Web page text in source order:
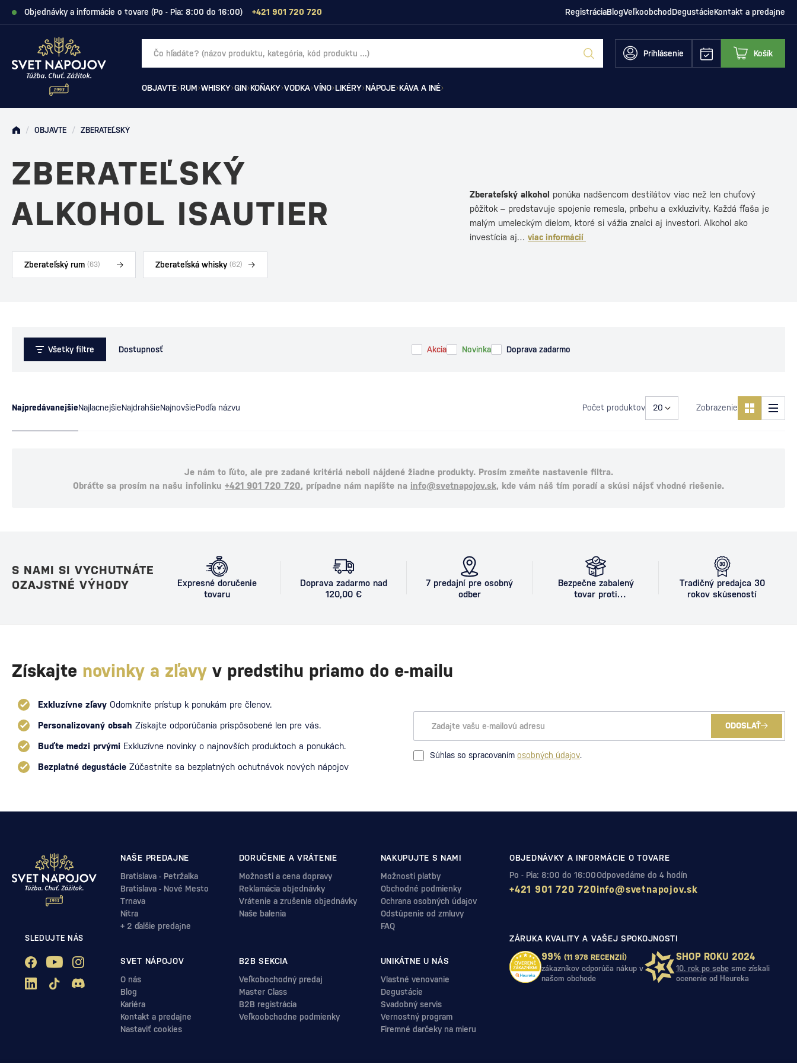
Objednávky a informácie o tovare (Po - Pia: 8:00 do 16:00) +421 901 720 720 RegistráciaBlogVeľkoobchodDegustácieKontakt a predajne
Prihlásenie Košík
OBJAVTE RUM WHISKY GIN KOŇAKY VODKA VÍNO LIKÉRY NÁPOJE KÁVA A INÉ
/ OBJAVTE / ZBERATEĽSKÝ
ZBERATEĽSKÝ
ALKOHOL ISAUTIER
Zberateľský rum (63) Zberateľská whisky(62)
Zberateľský alkohol ponúka nadšencom destilátov viac než len chuťový
pôžitok – predstavuje spojenie remesla, príbehu a exkluzivity. Každá fľaša je
malým umeleckým dielom, ktoré si vážia znalci aj investori. Alkohol ako
investícia aj… viac informácií
Všetky filtre Dostupnosť Akcia Novinka Doprava zadarmo
NajpredávanejšieNajlacnejšieNajdrahšieNajnovšiePodľa názvu Počet produktov Zobrazenie
Je nám to ľúto, ale pre zadané kritériá neboli nájdené žiadne produkty. Prosím zmeňte nastavenie filtra.
Obráťte sa prosím na našu infolinku +421 901 720 720, prípadne nám napíšte na info@svetnapojov.sk, kde vám náš tím poradí a skúsi nájsť vhodné riešenie.
S NAMI SI VYCHUTNÁTE
OZAJSTNÉ VÝHODY
Expresné doručenie
tovaru
Doprava zadarmo nad
120,00 €
7 predajní pre osobný
odber
Bezpečne zabalený
tovar proti
Tradičný predajca 30
rokov skúseností
Získajte novinky a zľavy v predstihu priamo do e-mailu
Exkluzívne zľavy Odomknite prístup k ponukám pre členov.
Personalizovaný obsah Získajte odporúčania prispôsobené len pre vás.
Buďte medzi prvými Exkluzívne novinky o najnovších produktoch a ponukách.
Bezplatné degustácie Zúčastnite sa bezplatných ochutnávok nových nápojov
ODOSLAŤ
Súhlas so spracovaním osobných údajov.
SLEDUJTE NÁS
NAŠE PREDAJNE
Bratislava - Petržalka
Bratislava - Nové Mesto
Trnava
Nitra
+ 2 ďalšie predajne
DORUČENIE A VRÁTENIE
Možnosti a cena dopravy
Reklamácia objednávky
Vrátenie a zrušenie objednávky
Naše balenia
NAKUPUJTE S NAMI
Možnosti platby
Obchodné podmienky
Ochrana osobných údajov
Odstúpenie od zmluvy
FAQ
SVET NÁPOJOV
O nás
Blog
Kariéra
Kontakt a predajne
Nastaviť cookies
B2B SEKCIA
Veľkobochodný predaj
Master Class
B2B registrácia
Veľkoobchodne podmienky
UNIKÁTNE U NÁS
Vlastné venovanie
Degustácie
Svadobný servis
Vernostný program
Firemné darčeky na mieru
OBJEDNÁVKY A INFORMÁCIE O TOVARE
Po - Pia: 8:00 do 16:00
+421 901 720 720
Odpovedáme do 4 hodín
info@svetnapojov.sk
ZÁRUKA KVALITY A VAŠEJ SPOKOJNOSTI
99% (11 978 RECENZIÍ)
zákazníkov odporúča nákup v
našom obchode
SHOP ROKU 2024
10. rok po sebesme získali
ocenenie od Heureka